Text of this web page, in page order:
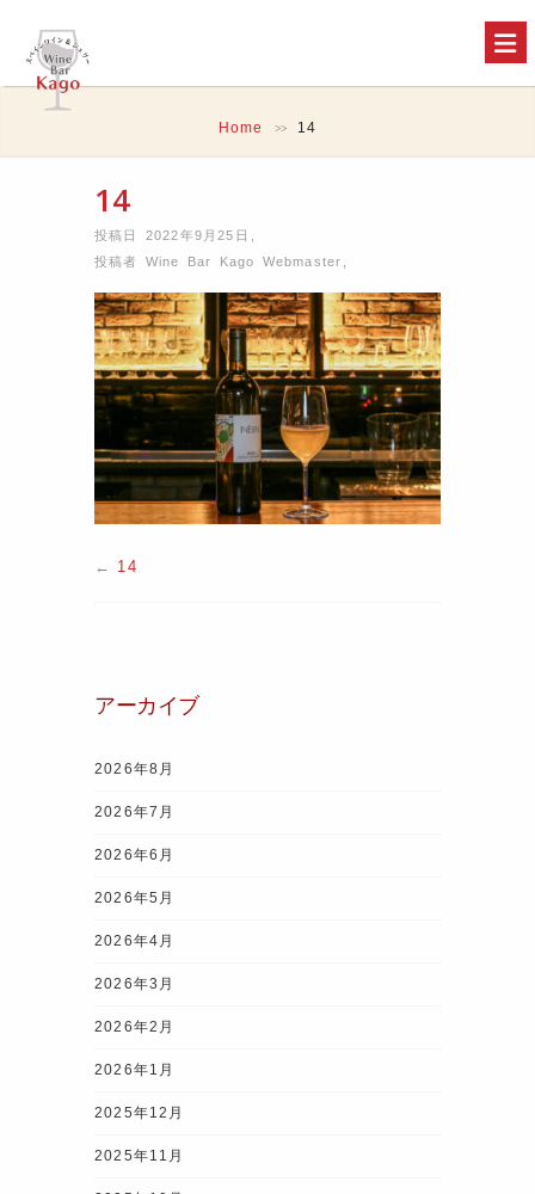
Home >> 14
14
投稿日 2022年9月25日
投稿者 Wine Bar Kago Webmaster
← 14
アーカイブ
2026年8月
2026年7月
2026年6月
2026年5月
2026年4月
2026年3月
2026年2月
2026年1月
2025年12月
2025年11月